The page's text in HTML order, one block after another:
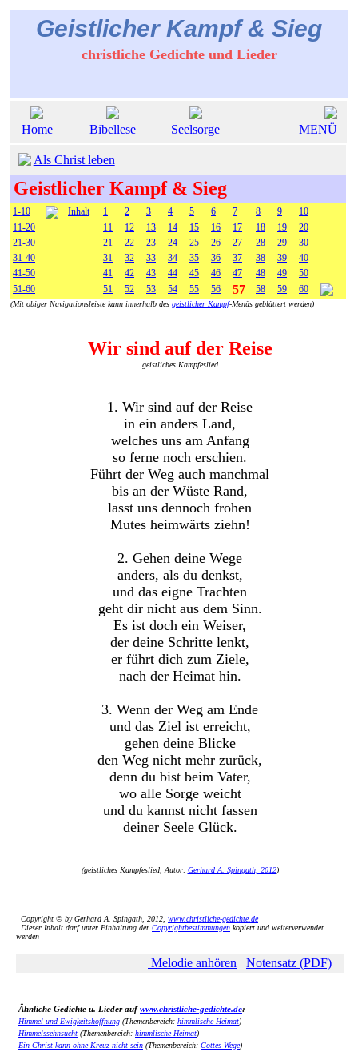
Geistlicher Kampf & Sieg
christliche Gedichte und Lieder
Home Bibellese Seelsorge MENÜ
Als Christ leben
Geistlicher Kampf & Sieg
1-10 Inhalt 1 2 3 4 5 6 7 8 9
10
11-20
11 12 13 14 15 16 17 18 19
20
21-30
21 22 23 24 25 26 27 28 29
30
31-40
31 32 33 34 35 36 37 38 39
40
41-50
41 42 43 44 45 46 47 48 49
50
51-60
51 52 53 54 55 56 57 58 59 60
(Mit obiger Navigationsleiste kann innerhalb des geistlicher Kampf-Menüs geblättert werden)
Wir sind auf der Reise
geistliches Kampfeslied
1. Wir sind auf der Reise
in ein anders Land,
welches uns am Anfang
so ferne noch erschien.
Führt der Weg auch manchmal
bis an der Wüste Rand,
lasst uns dennoch frohen
Mutes heimwärts ziehn!
2. Gehen deine Wege
anders, als du denkst,
und das eigne Trachten
geht dir nicht aus dem Sinn.
Es ist doch ein Weiser,
der deine Schritte lenkt,
er führt dich zum Ziele,
nach der Heimat hin.
3. Wenn der Weg am Ende
und das Ziel ist erreicht,
gehen deine Blicke
den Weg nicht mehr zurück,
denn du bist beim Vater,
wo alle Sorge weicht
und du kannst nicht fassen
deiner Seele Glück.
(geistliches Kampfeslied, Autor: Gerhard A. Spingath, 2012)
Copyright © by Gerhard A. Spingath, 2012, www.christliche-gedichte.de
Dieser Inhalt darf unter Einhaltung der Copyrightbestimmungen kopiert und weiterverwendet
werden
Melodie anhören Notensatz (PDF)
Ähnliche Gedichte u. Lieder aufwww.christliche-gedichte.de:
Himmel und Ewigkeitshoffnung (Themenbereich: himmlische Heimat)
Himmelssehnsucht (Themenbereich: himmlische Heimat)
Ein Christ kann ohne Kreuz nicht sein (Themenbereich: Gottes Wege)